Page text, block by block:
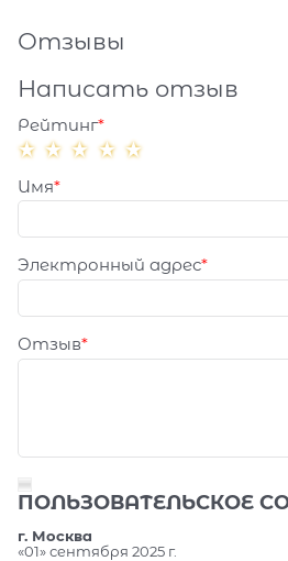
Отзывы
Написать отзыв
Рейтинг
Имя
Электронный адрес
Отзыв
ПОЛЬЗОВАТЕЛЬСКОЕ
г. Москва
«01» сентября 2025 г.